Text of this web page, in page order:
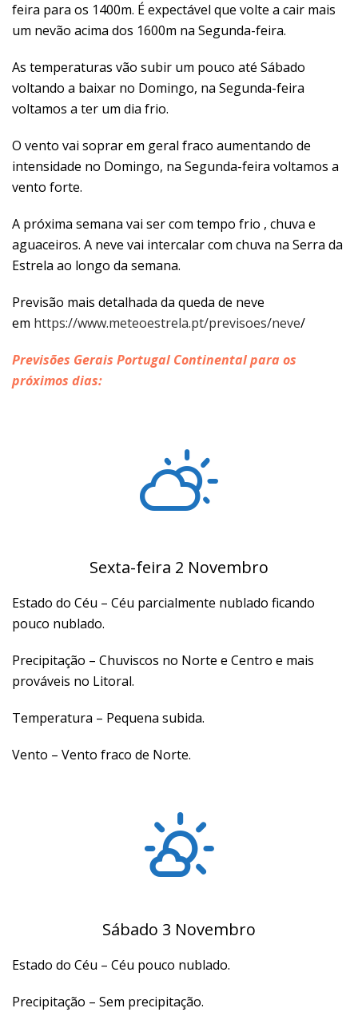
feira para os 1400m. É expectável que volte a cair mais
um nevão acima dos 1600m na Segunda-feira.
As temperaturas vão subir um pouco até Sábado
voltando a baixar no Domingo, na Segunda-feira
voltamos a ter um dia frio.
O vento vai soprar em geral fraco aumentando de
intensidade no Domingo, na Segunda-feira voltamos a
vento forte.
A próxima semana vai ser com tempo frio , chuva e
aguaceiros. A neve vai intercalar com chuva na Serra da
Estrela ao longo da semana.
Previsão mais detalhada da queda de neve
em https://www.meteoestrela.pt/previsoes/neve/
Previsões Gerais Portugal Continental para os
próximos dias:
Sexta-feira 2 Novembro
Estado do Céu – Céu parcialmente nublado ficando
pouco nublado.
Precipitação – Chuviscos no Norte e Centro e mais
prováveis no Litoral.
Temperatura – Pequena subida.
Vento – Vento fraco de Norte.
Sábado 3 Novembro
Estado do Céu – Céu pouco nublado.
Precipitação – Sem precipitação.